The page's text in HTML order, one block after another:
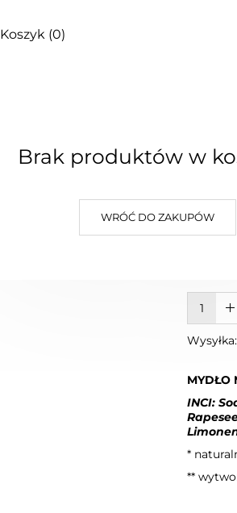
Koszyk (0)
Brak produktów w
WRÓĆ DO ZAKUPÓW
Wysyłka:
MYDŁO
INCI:
*
**